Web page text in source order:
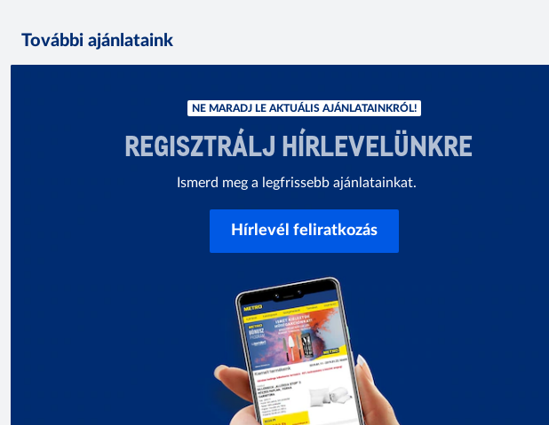
További ajánlataink
NE MARADJ LE AKTUÁLIS AJÁNLATAINKRÓL!
REGISZTRÁLJ HÍRLEVELÜNKRE
Ismerd meg a legfrissebb ajánlatainkat.
Hírlevél feliratkozás